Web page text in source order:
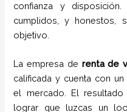
confianza y
cumplidos, y honestos,
objetivo.
La empresa de renta de
calificada y cuenta con
el mercado. El
lograr que luzcas un